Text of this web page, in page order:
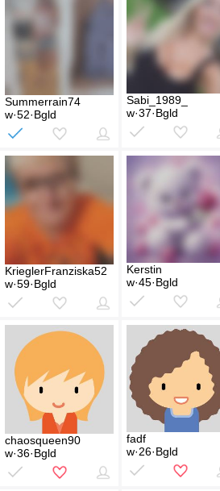
Summerrain74
w·52·Bgld
Sabi_1989_
w·37·Bgld
KrieglerFranziska52
w·59·Bgld
Kerstin
w·45·Bgld
chaosqueen90
w·36·Bgld
fadf
w·26·Bgld